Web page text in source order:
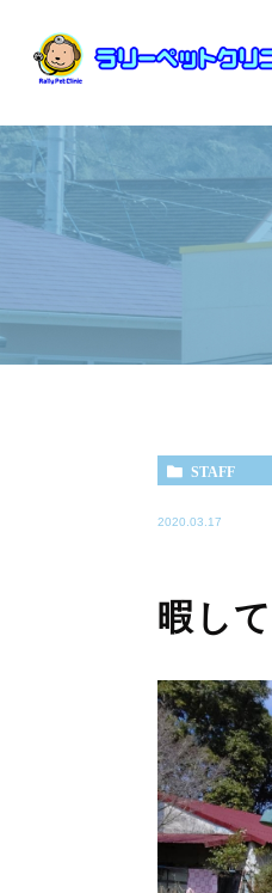
STAFF
2020.03.17
暇し